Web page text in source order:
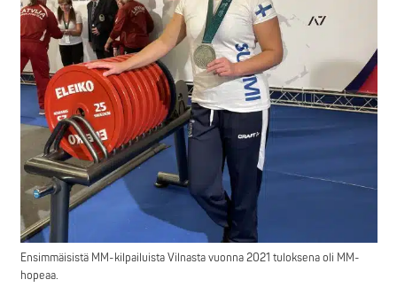
Ensimmäisistä MM-kilpailuista Vilnasta vuonna 2021 tuloksena oli MM-
hopeaa.